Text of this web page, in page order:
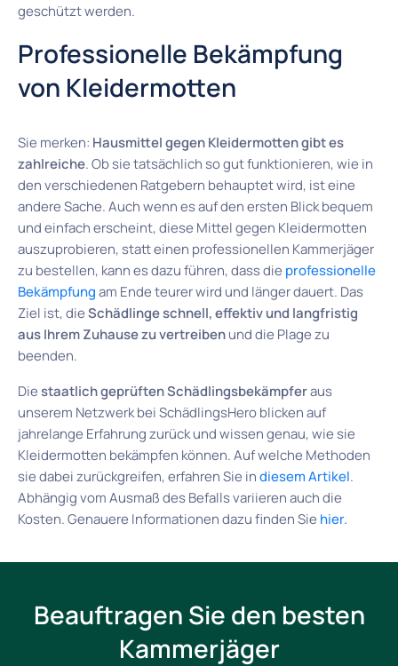
geschützt werden.
Professionelle Bekämpfung
von Kleidermotten
Sie merken: Hausmittel gegen Kleidermotten gibt es
zahlreiche. Ob sie tatsächlich so gut funktionieren, wie in
den verschiedenen Ratgebern behauptet wird, ist eine
andere Sache. Auch wenn es auf den ersten Blick bequem
und einfach erscheint, diese Mittel gegen Kleidermotten
auszuprobieren, statt einen professionellen Kammerjäger
zu bestellen, kann es dazu führen, dass die professionelle
Bekämpfungam Ende teurer wird und länger dauert. Das
Ziel ist, dieSchädlinge schnell, effektiv und langfristig
aus Ihrem Zuhause zu vertreibenund die Plage zu
beenden.
Die staatlich geprüften Schädlingsbekämpferaus
unserem Netzwerk bei SchädlingsHero blicken auf
jahrelange Erfahrung zurück und wissen genau, wie sie
Kleidermotten bekämpfen können. Auf welche Methoden
sie dabei zurückgreifen, erfahren Sie indiesem Artikel.
Abhängig vom Ausmaß des Befalls variieren auch die
Kosten. Genauere Informationen dazu finden Sie hier.
Beauftragen Sie den besten
Kammerjäger